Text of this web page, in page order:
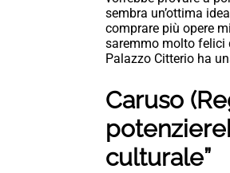
sembra un’ottima
comprare più opere
saremmo molto felici
Palazzo Citterio ha
Caruso
culturale”